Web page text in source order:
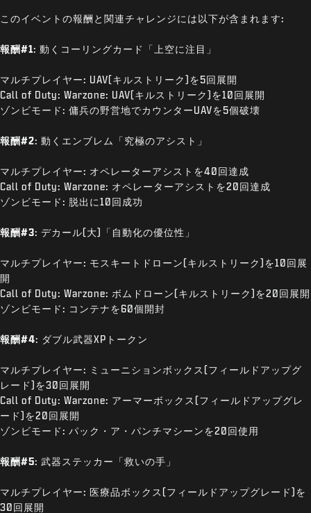
このイベントの報酬と関連チャレンジには以下が含まれます:
報酬#1: 動くコーリングカード「上空に注目」
マルチプレイヤー: UAV(キルストリーク)を5回展開
Call of Duty: Warzone: UAV(キルストリーク)を10回展開
ゾンビモード: 傭兵の野営地でカウンターUAVを5個破壊
報酬#2: 動くエンブレム「究極のアシスト」
マルチプレイヤー: オペレーターアシストを40回達成
Call of Duty: Warzone: オペレーターアシストを20回達成
ゾンビモード: 脱出に10回成功
報酬#3: デカール(大)「自動化の優位性」
マルチプレイヤー: モスキートドローン(キルストリーク)を10回展
開
Call of Duty: Warzone: ボムドローン(キルストリーク)を20回展開
ゾンビモード: コンテナを60個開封
報酬#4: ダブル武器XPトークン
マルチプレイヤー: ミューニションボックス(フィールドアップグ
レード)を30回展開
Call of Duty: Warzone: アーマーボックス(フィールドアップグレ
ード)を20回展開
ゾンビモード: パック・ア・パンチマシーンを20回使用
報酬#5: 武器ステッカー「救いの手」
マルチプレイヤー: 医療品ボックス(フィールドアップグレード)を
30回展開